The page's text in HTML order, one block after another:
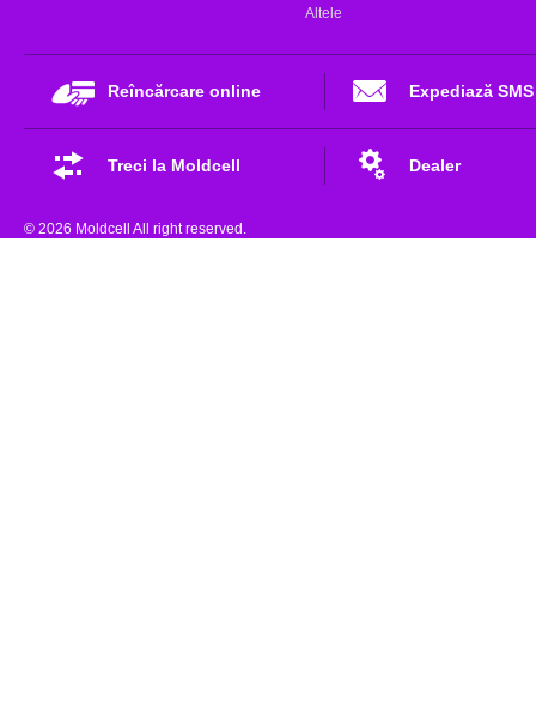
Altele
Reîncărcare online Expediază SMS
Treci la Moldcell Dealer
© 2026 Moldcell All right reserved.